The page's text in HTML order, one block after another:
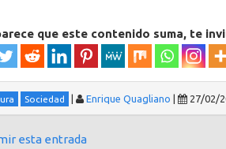
que este contenido suma, te
Sociedad Enrique Quagliano 27/02/
esta entrada